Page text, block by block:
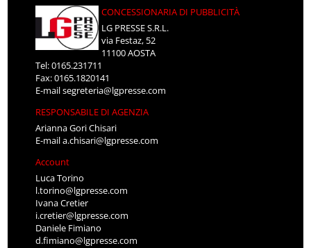
CONCESSIONARIA DI PUBBLICITÀ
LG PRESSE S.R.L.
via Festaz, 52
11100 AOSTA
Tel: 0165.231711
Fax: 0165.1820141
E-mailsegreteria@lgpresse.com
RESPONSABILE DI AGENZIA
Arianna Gori Chisari
E-maila.chisari@lgpresse.com
Account
Luca Torino
l.torino@lgpresse.com
Ivana Cretier
i.cretier@lgpresse.com
Daniele Fimiano
d.fimiano@lgpresse.com